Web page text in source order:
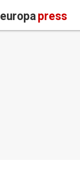
europapress